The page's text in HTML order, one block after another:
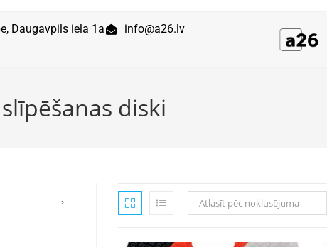
Daugavpils iela 1a info@a26.lv
diski
Atlasīt pēc noklusējuma
›